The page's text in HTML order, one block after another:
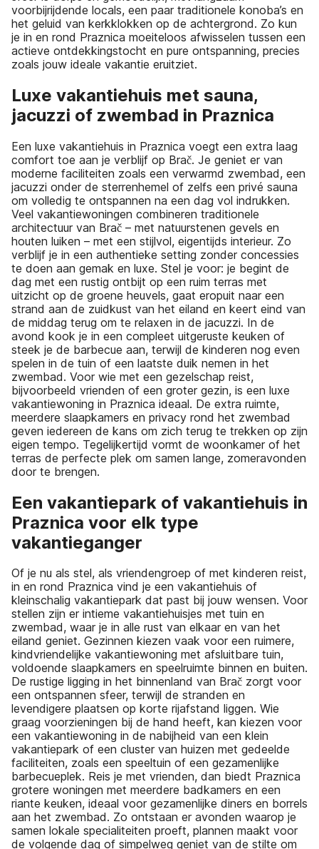
voorbijrijdende locals, een paar traditionele konoba’s en
het geluid van kerkklokken op de achtergrond. Zo kun
je in en rond Praznica moeiteloos afwisselen tussen een
actieve ontdekkingstocht en pure ontspanning, precies
zoals jouw ideale vakantie eruitziet.
Luxe vakantiehuis met sauna,
jacuzzi of zwembad in Praznica
Een luxe vakantiehuis in Praznica voegt een extra laag
comfort toe aan je verblijf op Brač. Je geniet er van
moderne faciliteiten zoals een verwarmd zwembad, een
jacuzzi onder de sterrenhemel of zelfs een privé sauna
om volledig te ontspannen na een dag vol indrukken.
Veel vakantiewoningen combineren traditionele
architectuur van Brač – met natuurstenen gevels en
houten luiken – met een stijlvol, eigentijds interieur. Zo
verblijf je in een authentieke setting zonder concessies
te doen aan gemak en luxe. Stel je voor: je begint de
dag met een rustig ontbijt op een ruim terras met
uitzicht op de groene heuvels, gaat eropuit naar een
strand aan de zuidkust van het eiland en keert eind van
de middag terug om te relaxen in de jacuzzi. In de
avond kook je in een compleet uitgeruste keuken of
steek je de barbecue aan, terwijl de kinderen nog even
spelen in de tuin of een laatste duik nemen in het
zwembad. Voor wie met een gezelschap reist,
bijvoorbeeld vrienden of een groter gezin, is een luxe
vakantiewoning in Praznica ideaal. De extra ruimte,
meerdere slaapkamers en privacy rond het zwembad
geven iedereen de kans om zich terug te trekken op zijn
eigen tempo. Tegelijkertijd vormt de woonkamer of het
terras de perfecte plek om samen lange, zomeravonden
door te brengen.
Een vakantiepark of vakantiehuis in
Praznica voor elk type
vakantieganger
Of je nu als stel, als vriendengroep of met kinderen reist,
in en rond Praznica vind je een vakantiehuis of
kleinschalig vakantiepark dat past bij jouw wensen. Voor
stellen zijn er intieme vakantiehuisjes met tuin en
zwembad, waar je in alle rust van elkaar en van het
eiland geniet. Gezinnen kiezen vaak voor een ruimere,
kindvriendelijke vakantiewoning met afsluitbare tuin,
voldoende slaapkamers en speelruimte binnen en buiten.
De rustige ligging in het binnenland van Brač zorgt voor
een ontspannen sfeer, terwijl de stranden en
levendigere plaatsen op korte rijafstand liggen. Wie
graag voorzieningen bij de hand heeft, kan kiezen voor
een vakantiewoning in de nabijheid van een klein
vakantiepark of een cluster van huizen met gedeelde
faciliteiten, zoals een speeltuin of een gezamenlijke
barbecueplek. Reis je met vrienden, dan biedt Praznica
grotere woningen met meerdere badkamers en een
riante keuken, ideaal voor gezamenlijke diners en borrels
aan het zwembad. Zo ontstaan er avonden waarop je
samen lokale specialiteiten proeft, plannen maakt voor
de volgende dag of simpelweg geniet van de stilte om